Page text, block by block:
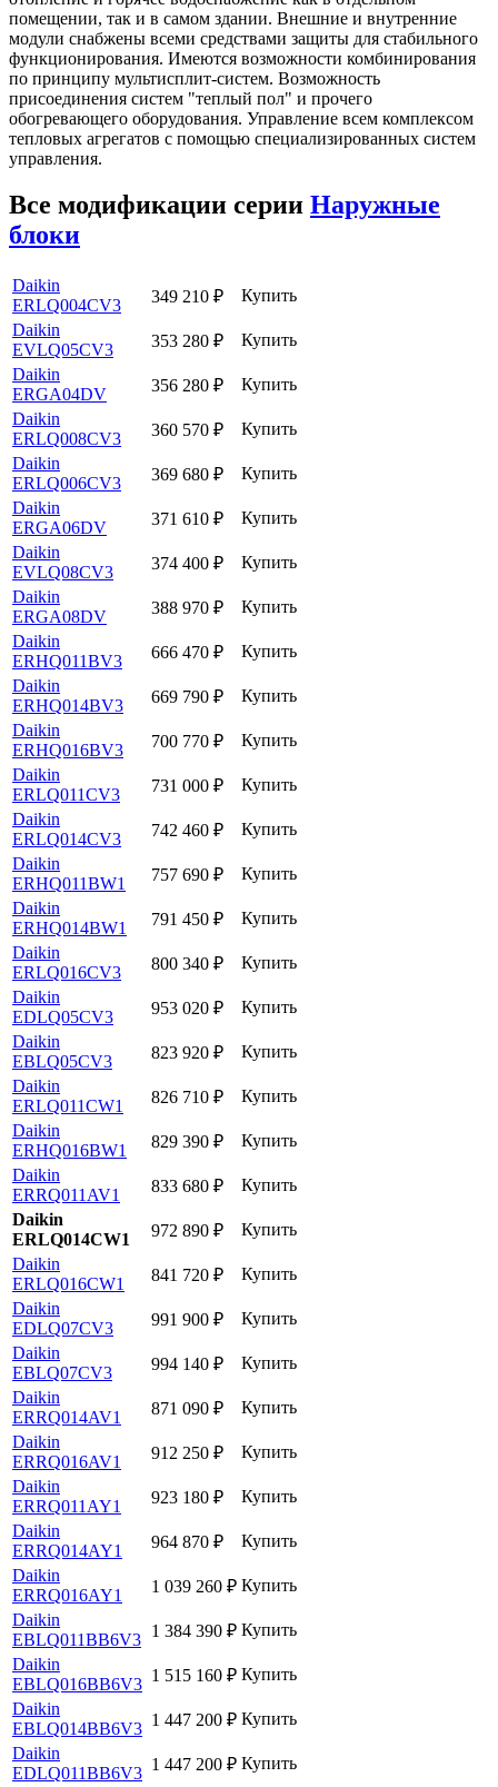
помещении, так и в самом здании. Внешние и внутренние
модули снабжены всеми средствами защиты для стабильного
функционирования. Имеются возможности комбинирования
по принципу мультисплит-систем. Возможность
присоединения систем "теплый пол" и прочего
обогревающего оборудования. Управление всем комплексом
тепловых агрегатов с помощью специализированных систем
управления.
Все модификации серии Наружные
блоки
Daikin
ERLQ004CV3
349 210 ₽
Купить
Daikin
EVLQ05CV3
353 280 ₽
Купить
Daikin
ERGA04DV
356 280 ₽
Купить
Daikin
ERLQ008CV3
360 570 ₽
Купить
Daikin
ERLQ006CV3
369 680 ₽
Купить
Daikin
ERGA06DV
371 610 ₽
Купить
Daikin
EVLQ08CV3
374 400 ₽
Купить
Daikin
ERGA08DV
388 970 ₽
Купить
Daikin
ERHQ011BV3
666 470 ₽
Купить
Daikin
ERHQ014BV3
669 790 ₽
Купить
Daikin
ERHQ016BV3
700 770 ₽
Купить
Daikin
ERLQ011CV3
731 000 ₽
Купить
Daikin
ERLQ014CV3
742 460 ₽
Купить
Daikin
ERHQ011BW1
757 690 ₽
Купить
Daikin
ERHQ014BW1
791 450 ₽
Купить
Daikin
ERLQ016CV3
800 340 ₽
Купить
Daikin
EDLQ05CV3
953 020 ₽
Купить
Daikin
EBLQ05CV3
823 920 ₽
Купить
Daikin
ERLQ011CW1
826 710 ₽
Купить
Daikin
ERHQ016BW1
829 390 ₽
Купить
Daikin
ERRQ011AV1
833 680 ₽
Купить
Daikin
ERLQ014CW1
972 890 ₽
Купить
Daikin
ERLQ016CW1
841 720 ₽
Купить
Daikin
EDLQ07CV3
991 900 ₽
Купить
Daikin
EBLQ07CV3
994 140 ₽
Купить
Daikin
ERRQ014AV1
871 090 ₽
Купить
Daikin
ERRQ016AV1
912 250 ₽
Купить
Daikin
ERRQ011AY1
923 180 ₽
Купить
Daikin
ERRQ014AY1
964 870 ₽
Купить
Daikin
ERRQ016AY1
1 039 260 ₽ Купить
Daikin
EBLQ011BB6V3 1 384 390 ₽ Купить
Daikin
EBLQ016BB6V3 1 515 160 ₽ Купить
Daikin
EBLQ014BB6V3 1 447 200 ₽ Купить
Daikin
EDLQ011BB6V3 1 447 200 ₽ Купить